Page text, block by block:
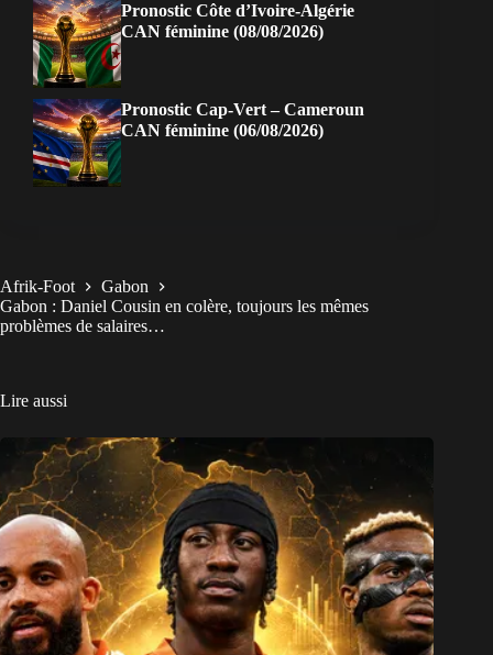
Pronostic Côte d’Ivoire-Algérie
CAN féminine (08/08/2026)
Pronostic Cap-Vert – Cameroun
CAN féminine (06/08/2026)
Afrik-Foot
Gabon
Gabon : Daniel Cousin en colère, toujours les mêmes
problèmes de salaires…
Lire aussi